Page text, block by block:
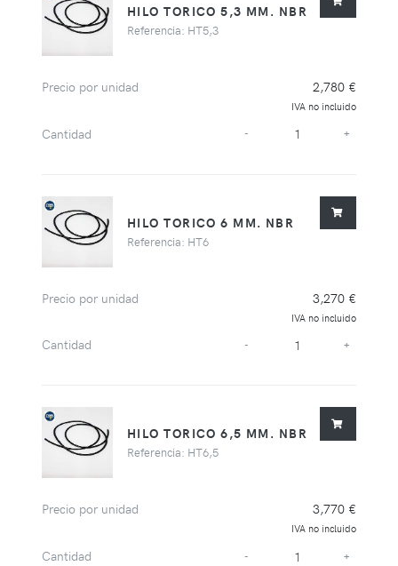
HILO TORICO 5,3 MM. NBR
Referencia: HT5,3
Precio por unidad 2,780 €
IVA no incluido
Cantidad - +
HILO TORICO 6 MM. NBR
Referencia: HT6
Precio por unidad 3,270 €
IVA no incluido
Cantidad - +
HILO TORICO 6,5 MM. NBR
Referencia: HT6,5
Precio por unidad 3,770 €
IVA no incluido
Cantidad - +